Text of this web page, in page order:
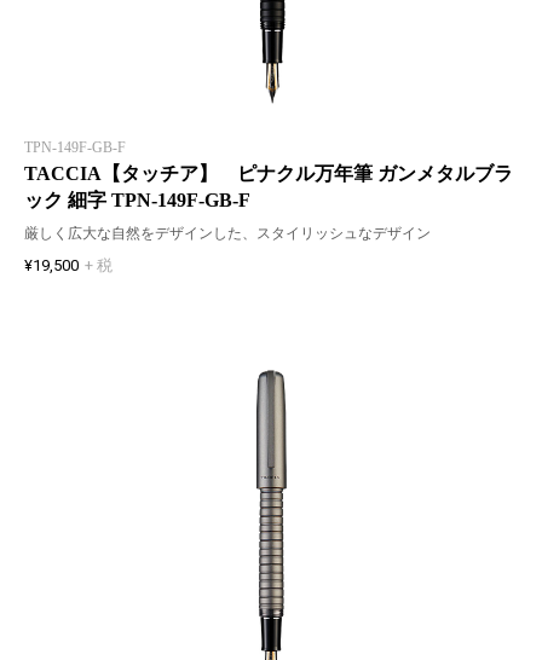
TPN-149F-GB-F
TACCIA【タッチア】 ピナクル万年筆 ガンメタルブラ
ック 細字 TPN-149F-GB-F
厳しく広大な自然をデザインした、スタイリッシュなデザイン
¥19,500 + 税